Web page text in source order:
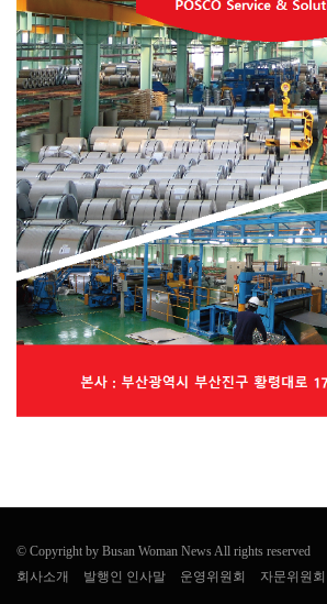
© Copyright by Busan Woman News All rights reserved
회사소개
발행인 인사말 운영위원회 자문위원회